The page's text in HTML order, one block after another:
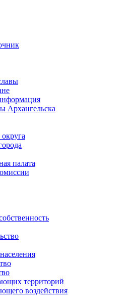
Архангельска
палата
территорий
воздействия